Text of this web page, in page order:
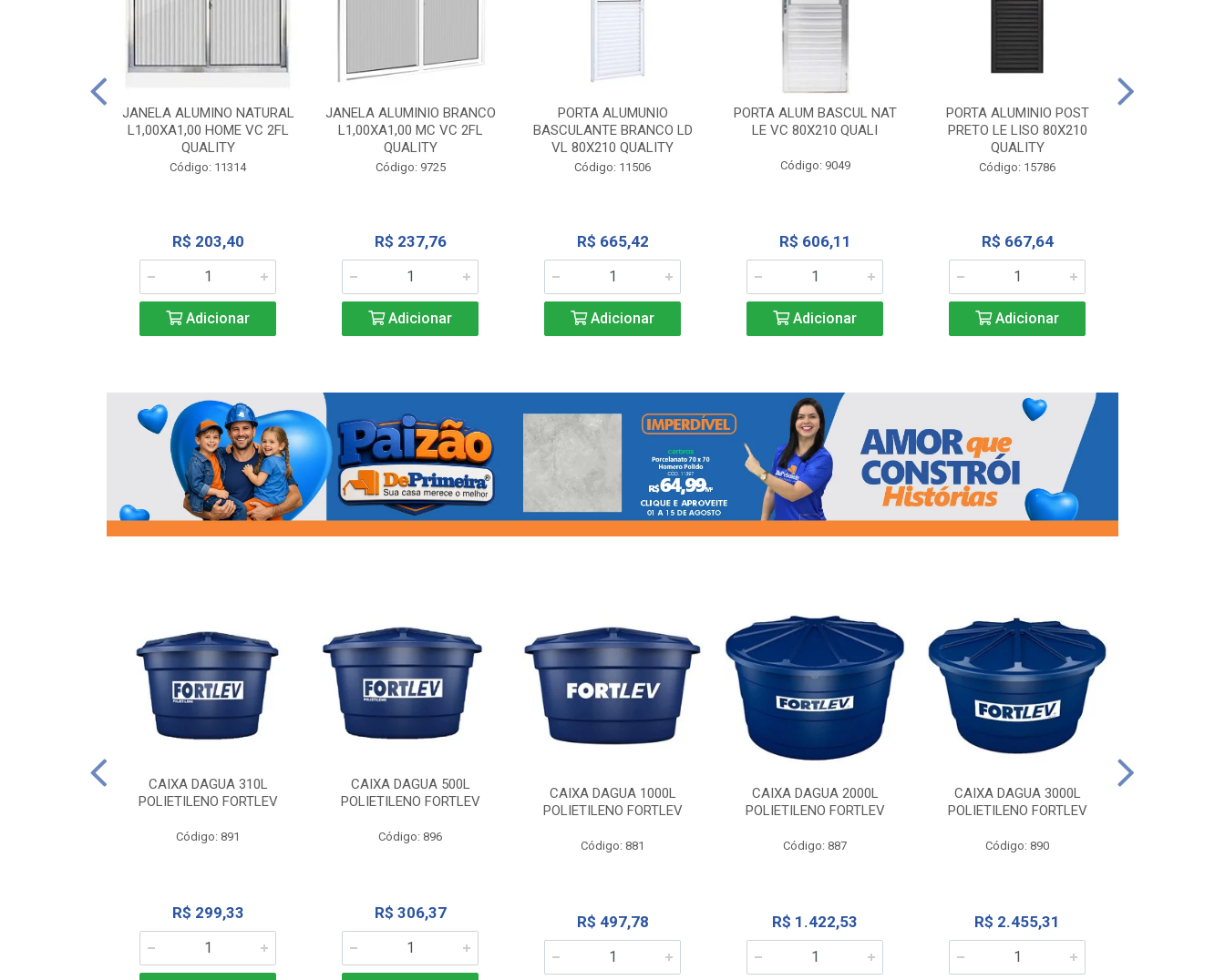
JANELA ALUMINO NATURAL
L1,00XA1,00 HOME VC 2FL
QUALITY
Código: 11314
R$ 203,40
Adicionar
JANELA ALUMINIO BRANCO
L1,00XA1,00 MC VC 2FL
QUALITY
Código: 9725
R$ 237,76
Adicionar
PORTA ALUMUNIO
BASCULANTE BRANCO LD
VL 80X210 QUALITY
Código: 11506
R$ 665,42
Adicionar
PORTA ALUM BASCUL NAT
LE VC 80X210 QUALI
Código: 9049
R$ 606,11
Adicionar
PORTA ALUMINIO POST
PRETO LE LISO 80X210
QUALITY
Código: 15786
R$ 667,64
Adicionar
CAIXA DAGUA 310L
POLIETILENO FORTLEV
Código: 891
R$ 299,33
CAIXA DAGUA 500L
POLIETILENO FORTLEV
Código: 896
R$ 306,37
CAIXA DAGUA 1000L
POLIETILENO FORTLEV
Código: 881
R$ 497,78
CAIXA DAGUA 2000L
POLIETILENO FORTLEV
Código: 887
R$ 1.422,53
CAIXA DAGUA 3000L
POLIETILENO FORTLEV
Código: 890
R$ 2.455,31